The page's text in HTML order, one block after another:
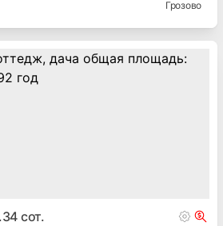
Грозово
сот.